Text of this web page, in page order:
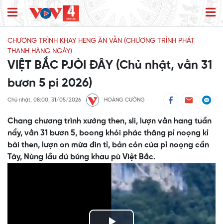
CHƯƠNG TRÌNH KHAY HENG ĂN VẰN (CHƯƠNG TRÌNH PHÁT
THANH HÀNG NGÀY)
VIỆT BẮC PJÒI ĐÂY (Chủ nhật, vằn 31
bươn 5 pi 2026)
Chủ nhật, 08:00, 31/05/2026 HOÀNG CƯỜNG
Chang chương trình xướng then, sli, lượn vằn hang tuần
nẩy, vằn 31 bươn 5, boong khỏi phác thâng pỉ noọng kỉ
bài then, lượn on mừa đin tỉ, bản cỏn cúa pỉ noọng cần
Tày, Nùng lầu dú búng khau pù Việt Bắc.